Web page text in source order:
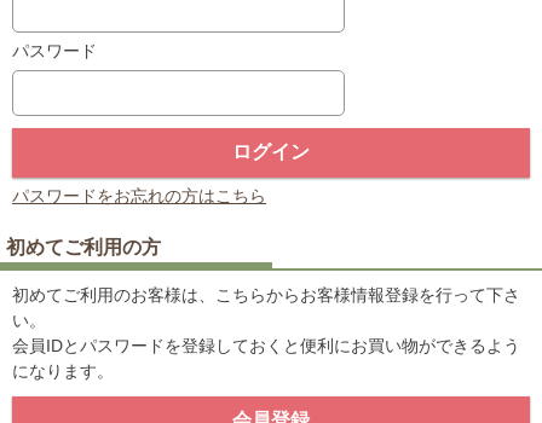
パスワード
パスワードをお忘れの方はこちら
初めてご利用の方
初めてご利用のお客様は、こちらからお客様情報登録を行って下さ
い。
会員IDとパスワードを登録しておくと便利にお買い物ができるよう
になります。